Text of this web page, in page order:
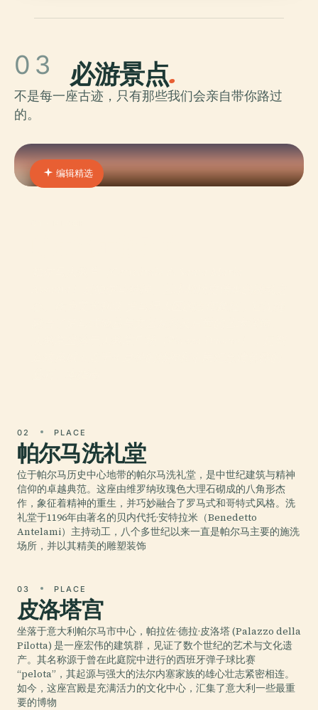
03 必游景点.
不是每一座古迹，只有那些我们会亲自带你路过
的。
编辑精选
02 PLACE
帕尔马洗礼堂
位于帕尔马历史中心地带的帕尔马洗礼堂，是中世纪建筑与精神
信仰的卓越典范。这座由维罗纳玫瑰色大理石砌成的八角形杰
作，象征着精神的重生，并巧妙融合了罗马式和哥特式风格。洗
礼堂于1196年由著名的贝内代托·安特拉米（Benedetto
Antelami）主持动工，八个多世纪以来一直是帕尔马主要的施洗
场所，并以其精美的雕塑装饰
03 PLACE
皮洛塔宫
坐落于意大利帕尔马市中心，帕拉佐·德拉·皮洛塔 (Palazzo della
Pilotta) 是一座宏伟的建筑群，见证了数个世纪的艺术与文化遗
产。其名称源于曾在此庭院中进行的西班牙弹子球比赛
“pelota”，其起源与强大的法尔内塞家族的雄心壮志紧密相连。
如今，这座宫殿是充满活力的文化中心，汇集了意大利一些最重
要的博物